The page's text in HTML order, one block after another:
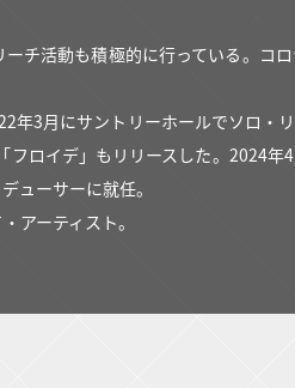
チ活動も積極的に行っている。コ
年3月にサントリーホールでソロ・
フロイデ」もリリースした。2024年
ューサーに就任。
アーティスト。